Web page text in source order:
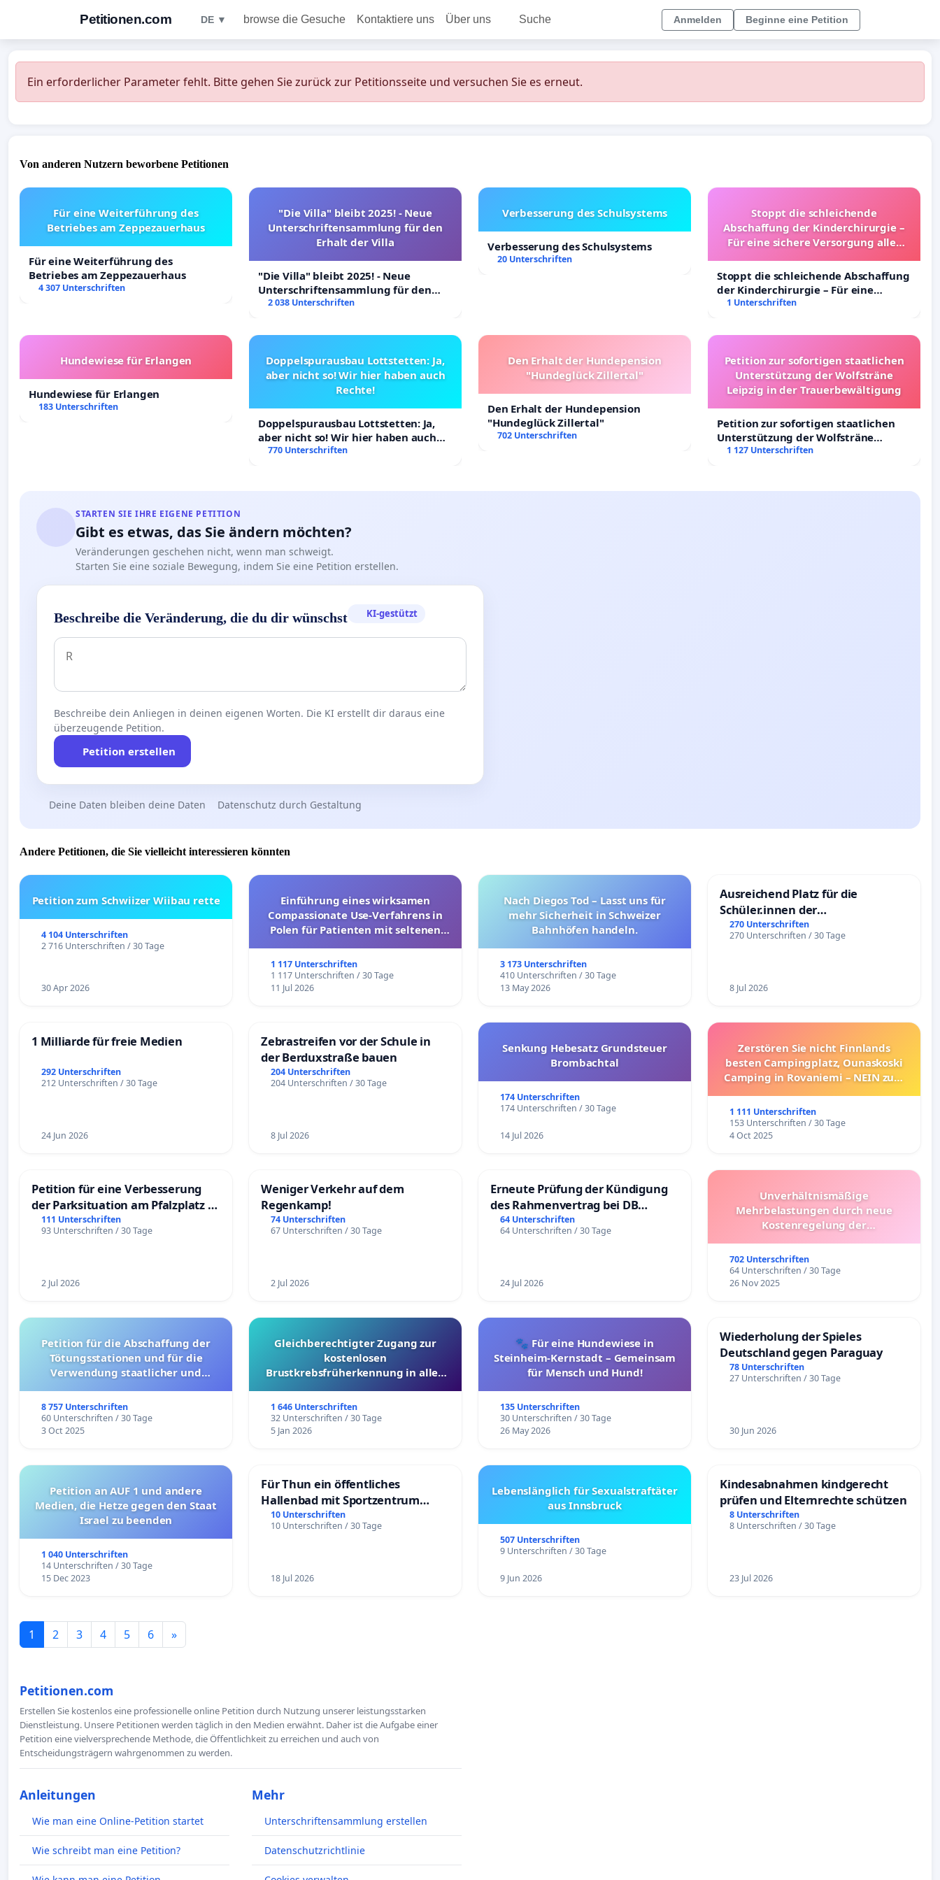
Petitionen.com DE ▼ browse die Gesuche Kontaktiere uns Über uns Suche Anmelden Beginne eine Petition
Ein erforderlicher Parameter fehlt. Bitte gehen Sie zurück zur Petitionsseite und versuchen Sie es erneut.
Von anderen Nutzern beworbene Petitionen
Für eine Weiterführung des
Betriebes am Zeppezauerhaus
Für eine Weiterführung des
Betriebes am Zeppezauerhaus
4 307 Unterschriften
"Die Villa" bleibt 2025! - Neue
Unterschriftensammlung für den
Erhalt der Villa
"Die Villa" bleibt 2025! - Neue
Unterschriftensammlung für den
Erhalt der Villa
2 038 Unterschriften
Verbesserung des Schulsystems
Verbesserung des Schulsystems
20 Unterschriften
Stoppt die schleichende
Abschaffung der Kinderchirurgie –
Für eine sichere Versorgung aller
Stoppt die schleichende Abschaffung
der Kinderchirurgie – Für eine
sichere Versorgung aller Kinder in
1 Unterschriften
Hundewiese für Erlangen
Hundewiese für Erlangen
183 Unterschriften
Doppelspurausbau Lottstetten: Ja,
aber nicht so! Wir hier haben auch
Rechte!
Doppelspurausbau Lottstetten: Ja,
aber nicht so! Wir hier haben auch
Rechte!
770 Unterschriften
Den Erhalt der Hundepension
"Hundeglück Zillertal"
Den Erhalt der Hundepension
"Hundeglück Zillertal"
702 Unterschriften
Petition zur sofortigen staatlichen
Unterstützung der Wolfsträne
Leipzig in der Trauerbewältigung
Petition zur sofortigen staatlichen
Unterstützung der Wolfsträne
Leipzig in der Trauerbewältigung
1 127 Unterschriften
STARTEN SIE IHRE EIGENE PETITION
Gibt es etwas, das Sie ändern möchten?
Veränderungen geschehen nicht, wenn man schweigt.
Starten Sie eine soziale Bewegung, indem Sie eine Petition erstellen.
Beschreibe die Veränderung, die du dir wünschst KI-gestützt
Beschreibe dein Anliegen in deinen eigenen Worten. Die KI erstellt dir daraus eine
überzeugende Petition.
Petition erstellen
Deine Daten bleiben deine Daten Datenschutz durch Gestaltung
Andere Petitionen, die Sie vielleicht interessieren könnten
Petition zum Schwiizer Wiibau rette
4 104 Unterschriften
2 716 Unterschriften / 30 Tage
30 Apr 2026
Einführung eines wirksamen
Compassionate Use-Verfahrens in
Polen für Patienten mit seltenen
1 117 Unterschriften
1 117 Unterschriften / 30 Tage
11 Jul 2026
Nach Diegos Tod – Lasst uns für
mehr Sicherheit in Schweizer
Bahnhöfen handeln.
3 173 Unterschriften
410 Unterschriften / 30 Tage
13 May 2026
Ausreichend Platz für die
Schüler.innen der
Schönbergschule
270 Unterschriften
270 Unterschriften / 30 Tage
8 Jul 2026
1 Milliarde für freie Medien
292 Unterschriften
212 Unterschriften / 30 Tage
24 Jun 2026
Zebrastreifen vor der Schule in
der Berduxstraße bauen
204 Unterschriften
204 Unterschriften / 30 Tage
8 Jul 2026
Senkung Hebesatz Grundsteuer
Brombachtal
174 Unterschriften
174 Unterschriften / 30 Tage
14 Jul 2026
Zerstören Sie nicht Finnlands
besten Campingplatz, Ounaskoski
Camping in Rovaniemi – NEIN zum
1 111 Unterschriften
153 Unterschriften / 30 Tage
4 Oct 2025
Petition für eine Verbesserung
der Parksituation am Pfalzplatz in
Mannheim
111 Unterschriften
93 Unterschriften / 30 Tage
2 Jul 2026
Weniger Verkehr auf dem
Regenkamp!
74 Unterschriften
67 Unterschriften / 30 Tage
2 Jul 2026
Erneute Prüfung der Kündigung
des Rahmenvertrag bei DB
Fahrwegdienste Gmbh
64 Unterschriften
64 Unterschriften / 30 Tage
24 Jul 2026
Unverhältnismäßige
Mehrbelastungen durch neue
Kostenregelung der
Überprüfung und Alternativen
702 Unterschriften
64 Unterschriften / 30 Tage
26 Nov 2025
Petition für die Abschaffung der
Tötungsstationen und für die
Verwendung staatlicher und
8 757 Unterschriften
60 Unterschriften / 30 Tage
3 Oct 2025
Gleichberechtigter Zugang zur
kostenlosen
Brustkrebsfrüherkennung in allen
1 646 Unterschriften
32 Unterschriften / 30 Tage
5 Jan 2026
🐾 Für eine Hundewiese in
Steinheim-Kernstadt – Gemeinsam
für Mensch und Hund!
135 Unterschriften
30 Unterschriften / 30 Tage
26 May 2026
Wiederholung der Spieles
Deutschland gegen Paraguay
78 Unterschriften
27 Unterschriften / 30 Tage
30 Jun 2026
Petition an AUF 1 und andere
Medien, die Hetze gegen den Staat
Israel zu beenden
1 040 Unterschriften
14 Unterschriften / 30 Tage
15 Dec 2023
Für Thun ein öffentliches
Hallenbad mit Sportzentrum
schaffen
10 Unterschriften
10 Unterschriften / 30 Tage
18 Jul 2026
Lebenslänglich für Sexualstraftäter
aus Innsbruck
507 Unterschriften
9 Unterschriften / 30 Tage
9 Jun 2026
Kindesabnahmen kindgerecht
prüfen und Elternrechte schützen
8 Unterschriften
8 Unterschriften / 30 Tage
23 Jul 2026
1 2 3 4 5 6 »
Petitionen.com
Erstellen Sie kostenlos eine professionelle online Petition durch Nutzung unserer leistungsstarken
Dienstleistung. Unsere Petitionen werden täglich in den Medien erwähnt. Daher ist die Aufgabe einer
Petition eine vielversprechende Methode, die Öffentlichkeit zu erreichen und auch von
Entscheidungsträgern wahrgenommen zu werden.
Anleitungen
Wie man eine Online-Petition startet
Wie schreibt man eine Petition?
Mehr
Unterschriftensammlung erstellen
Datenschutzrichtlinie